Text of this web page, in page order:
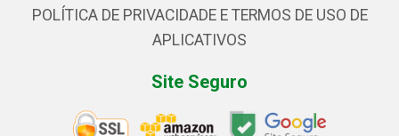
POLÍTICA DE PRIVACIDADE E TERMOS DE USO DE
APLICATIVOS
Site Seguro